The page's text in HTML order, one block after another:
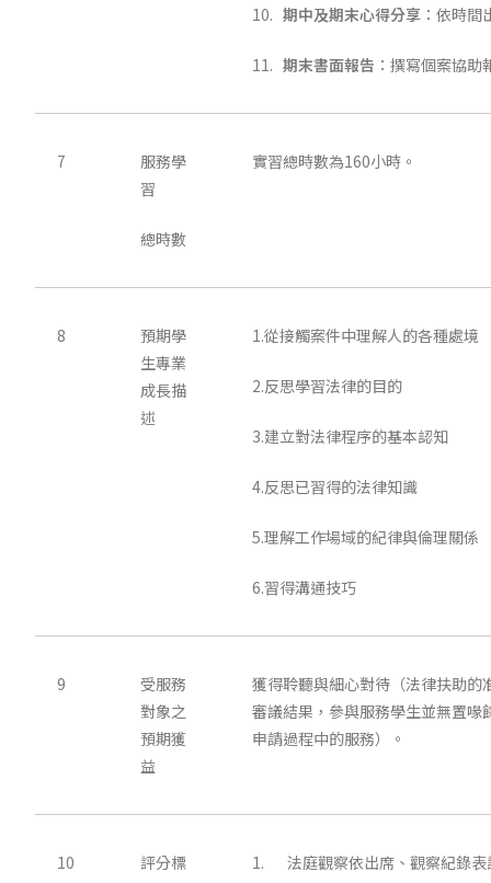
10.期中及期末心得分享 ：依時
11.期末書面報告 ：撰寫個案協助
7
服務學
習
總時數
實習總時數為160小時。
8
預期學
生專業
成長描
述
1.從接觸案件中理解人的各種處境
2.反思學習法律的目的
3.建立對法律程序的基本認知
4.反思已習得的法律知識
5.理解工作場域的紀律與倫理關係
6.習得溝通技巧
9
受服務
對象之
預期獲
益
獲得聆聽與細心對待（法律扶助的
審議結果，參與服務學生並無置喙
申請過程中的服務）。
10
評分標
1. 法庭觀察依出席、觀察紀錄表